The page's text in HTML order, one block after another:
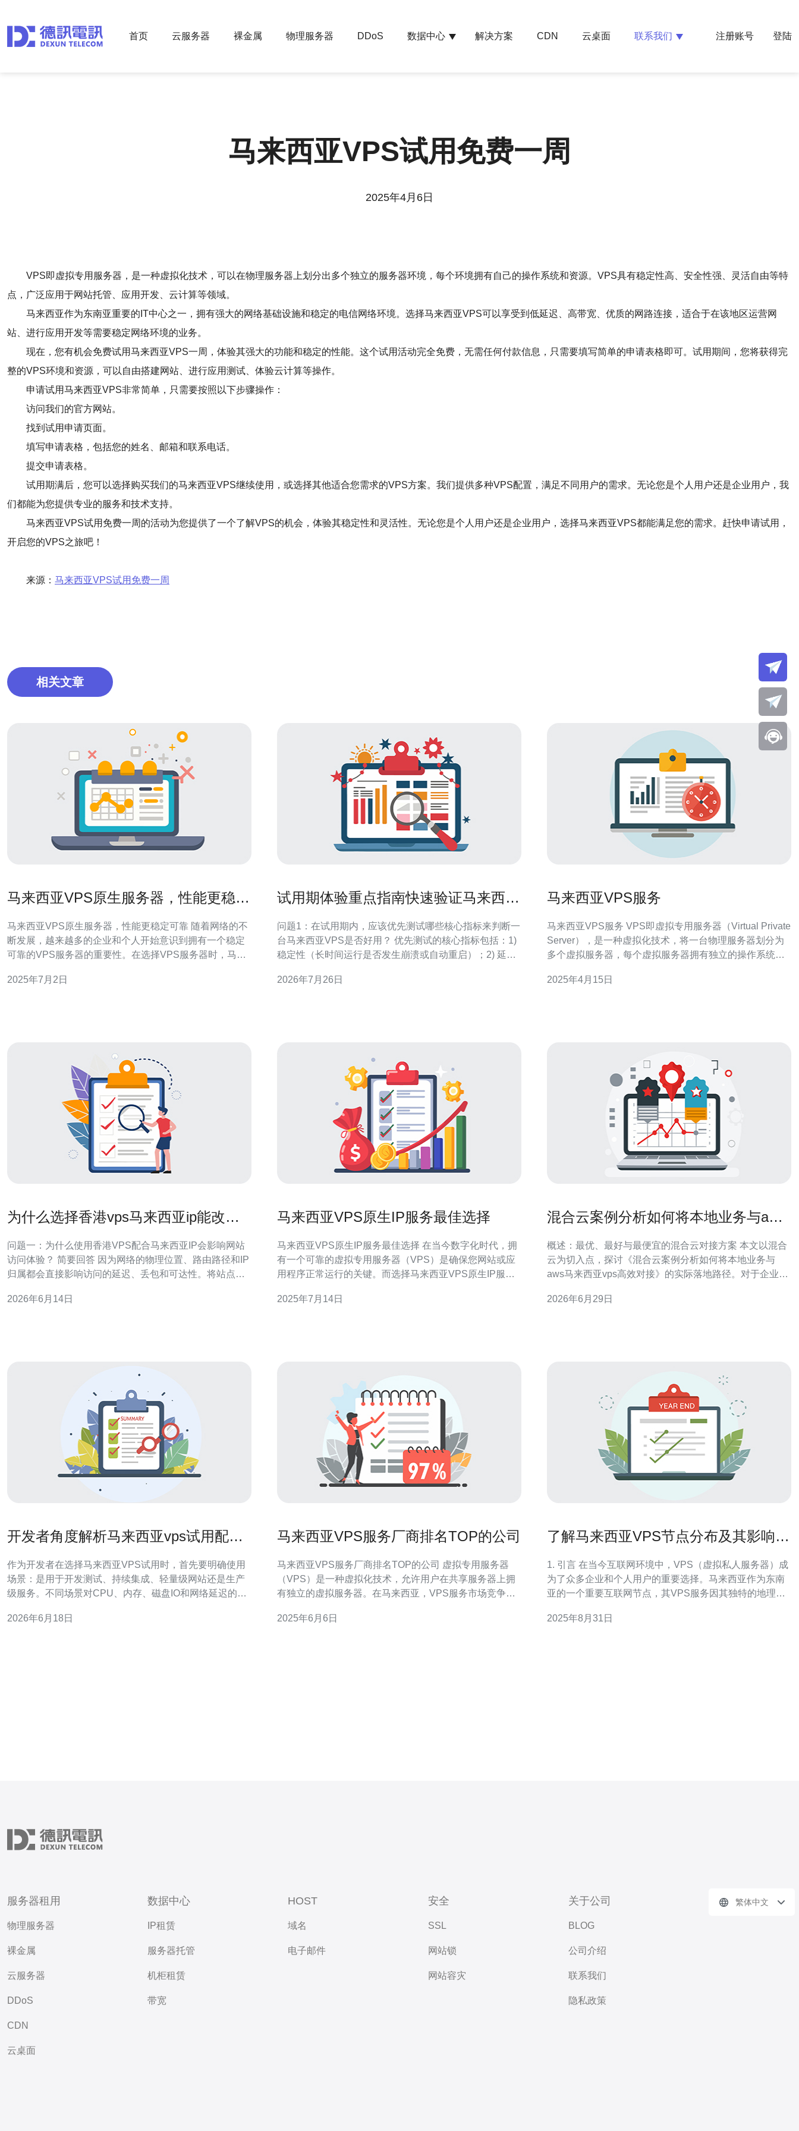
首页 云服务器 裸金属 物理服务器 DDoS 数据中心 解决方案 CDN 云桌面 联系我们 注册账号 登陆
马来西亚VPS试用免费一周
2025年4月6日
VPS即虚拟专用服务器，是一种虚拟化技术，可以在物理服务器上划分出多个独立的服务器环境，每个环境拥有自己的操作系统和资源。VPS具有稳定性高、安全性强、灵活自由等特
点，广泛应用于网站托管、应用开发、云计算等领域。
马来西亚作为东南亚重要的IT中心之一，拥有强大的网络基础设施和稳定的电信网络环境。选择马来西亚VPS可以享受到低延迟、高带宽、优质的网路连接，适合于在该地区运营网
站、进行应用开发等需要稳定网络环境的业务。
现在，您有机会免费试用马来西亚VPS一周，体验其强大的功能和稳定的性能。这个试用活动完全免费，无需任何付款信息，只需要填写简单的申请表格即可。试用期间，您将获得完
整的VPS环境和资源，可以自由搭建网站、进行应用测试、体验云计算等操作。
申请试用马来西亚VPS非常简单，只需要按照以下步骤操作：
访问我们的官方网站。
找到试用申请页面。
填写申请表格，包括您的姓名、邮箱和联系电话。
提交申请表格。
试用期满后，您可以选择购买我们的马来西亚VPS继续使用，或选择其他适合您需求的VPS方案。我们提供多种VPS配置，满足不同用户的需求。无论您是个人用户还是企业用户，我
们都能为您提供专业的服务和技术支持。
马来西亚VPS试用免费一周的活动为您提供了一个了解VPS的机会，体验其稳定性和灵活性。无论您是个人用户还是企业用户，选择马来西亚VPS都能满足您的需求。赶快申请试用，
开启您的VPS之旅吧！
来源： 马来西亚VPS试用免费一周
相关文章
马来西亚VPS原生服务器，性能更稳定
马来西亚VPS原生服务器，性能更稳定可靠 随着网络的不
断发展，越来越多的企业和个人开始意识到拥有一个稳定
可靠的VPS服务器的重要性。在选择VPS服务器时，马来
采用原生服务器架构，与其他虚拟化技术相比，性能更为
2025年7月2日
试用期体验重点指南快速验证马来西亚
问题1：在试用期内，应该优先测试哪些核心指标来判断一
台马来西亚VPS是否好用？ 优先测试的核心指标包括：1)
稳定性（长时间运行是否发生崩溃或自动重启）；2) 延迟
吐量（上/下行峰值与持续速率）；4) IOPS与磁盘性能
2026年7月26日
马来西亚VPS服务
马来西亚VPS服务 VPS即虚拟专用服务器（Virtual Private
Server），是一种虚拟化技术，将一台物理服务器划分为
多个虚拟服务器，每个虚拟服务器拥有独立的操作系统和
户可以自由配置和管理自己的虚拟服务器。 马来西亚作为
2025年4月15日
为什么选择香港vps马来西亚ip能改善
问题一：为什么使用香港VPS配合马来西亚IP会影响网站
访问体验？ 简要回答 因为网络的物理位置、路由路径和IP
归属都会直接影响访问的延迟、丢包和可达性。将站点放
体或被限流的网络环境中，改变运营商路由策略和访问权
2026年6月14日
马来西亚VPS原生IP服务最佳选择
马来西亚VPS原生IP服务最佳选择 在当今数字化时代，拥
有一个可靠的虚拟专用服务器（VPS）是确保您网站或应
用程序正常运行的关键。而选择马来西亚VPS原生IP服务
生IP服务是最佳选择，以及其优势和特点。 VPS原生IP服
2025年7月14日
混合云案例分析如何将本地业务与aws
概述：最优、最好与最便宜的混合云对接方案 本文以混合
云为切入点，探讨《混合云案例分析如何将本地业务与
aws马来西亚vps高效对接》的实际落地路径。对于企业而
束下的“最便宜”成本方案。本文针对在亚太（吉隆坡）区域
2026年6月29日
开发者角度解析马来西亚vps试用配置
作为开发者在选择马来西亚VPS试用时，首先要明确使用
场景：是用于开发测试、持续集成、轻量级网站还是生产
级服务。不同场景对CPU、内存、磁盘IO和网络延迟的侧
量。 CPU与内存配置方面，开发/测试环境通常建议1-2核
2026年6月18日
马来西亚VPS服务厂商排名TOP的公司
马来西亚VPS服务厂商排名TOP的公司 虚拟专用服务器
（VPS）是一种虚拟化技术，允许用户在共享服务器上拥
有独立的虚拟服务器。在马来西亚，VPS服务市场竞争激
亚VPS服务厂商排名TOP的公司。 根据市场调研和用户评
2025年6月6日
了解马来西亚VPS节点分布及其影响因
1. 引言 在当今互联网环境中，VPS（虚拟私人服务器）成
为了众多企业和个人用户的重要选择。马来西亚作为东南
亚的一个重要互联网节点，其VPS服务因其独特的地理位
西亚VPS节点的分布及其影响因素，帮助用户更好地理解
2025年8月31日
服务器租用
物理服务器
裸金属
云服务器
DDoS
CDN
云桌面
数据中心
IP租赁
服务器托管
机柜租赁
带宽
HOST
域名
电子邮件
安全
SSL
网站锁
网站容灾
关于公司
BLOG
公司介绍
联系我们
隐私政策
繁体中文